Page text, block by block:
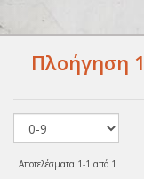
Πλοήγηση
Αποτελέσματα 1-1 από 1